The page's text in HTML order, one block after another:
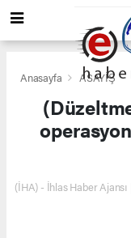
Anasayfa ASAYİŞ
(İHA) - İhlas Haber Ajansı